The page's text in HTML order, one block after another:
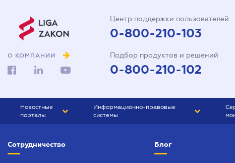
О КОМПАНИИ
Центр поддержки пользователей
0-800-210-103
Подбор продуктов и решений
0-800-210-102
Новостные
порталы
БИЗНЕС
Информационно-правовые
системы
Сотрудничество Блог